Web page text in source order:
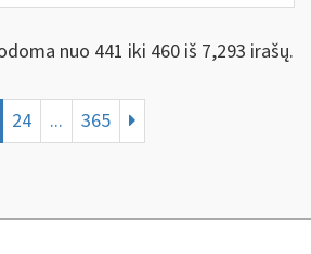
nuo 441 iki 460 iš 7,293 irašų.
24 ... 365